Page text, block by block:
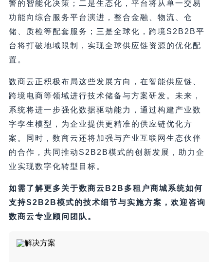
警的智能化决策；二是生态化，平台将从单一交易
功能向综合服务平台演进，整合金融、物流、仓
储、质检等配套服务；三是全球化，跨境S2B2B平
台将打破地域限制，实现全球供应链资源的优化配
置。
数商云正积极布局这些发展方向，在智能供应链、
跨境电商等领域进行技术储备与方案研发。未来，
系统将进一步强化数据驱动能力，通过构建产业数
字孪生模型，为企业提供更精准的供应链优化方
案。同时，数商云还将加强与产业互联网生态伙伴
的合作，共同推动S2B2B模式的创新发展，助力企
业实现数字化转型目标。
如需了解更多关于数商云B2B多租户商城系统如何
支持S2B2B模式的技术细节与实施方案，欢迎咨询
数商云专业顾问团队。